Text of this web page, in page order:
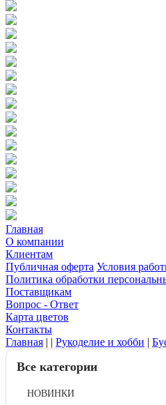
Главная
О компании
Клиентам
Публичная оферта Условия
Политика обработки
Поставщикам
Вопрос - Ответ
Карта цветов
Контакты
Главная | | Рукоделие и хобби |
Все категории
НОВИНКИ